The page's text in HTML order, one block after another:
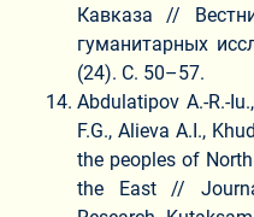
Кавказа //
гуманитарных
(24). С. 50–57.
Abdulatipov A.-R.-
F.G., Alieva A.I.,
the peoples of
the East //